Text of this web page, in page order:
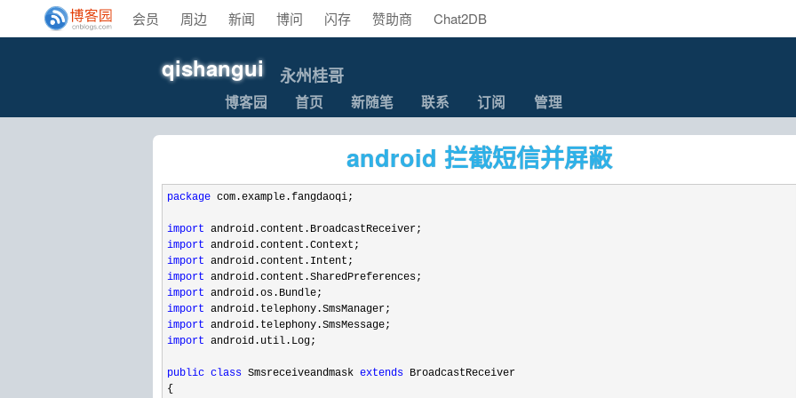
会员 周边 新闻 博问 闪存 赞助商 Chat2DB
qishangui 永州桂哥
博客园 首页 新随笔 联系 订阅 管理
android 拦截短信并屏蔽
package com.example.fangdaoqi;
import
import
import
import
import
import
import
import android.util.Log;
public class Smsreceiveandmask extends BroadcastReceiver
{